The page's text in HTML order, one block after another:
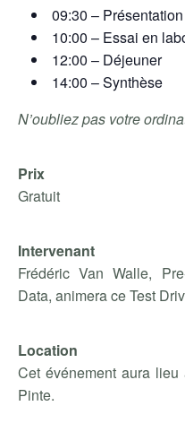
09:30 –
10:00 – Essai en
12:00 – Déjeuner
14:00 – Synthèse
N’oubliez pas votre
Prix
Gratuit
Intervenant
Frédéric Van Walle,
Data, animera ce Test
Location
Cet événement aura
Pinte.